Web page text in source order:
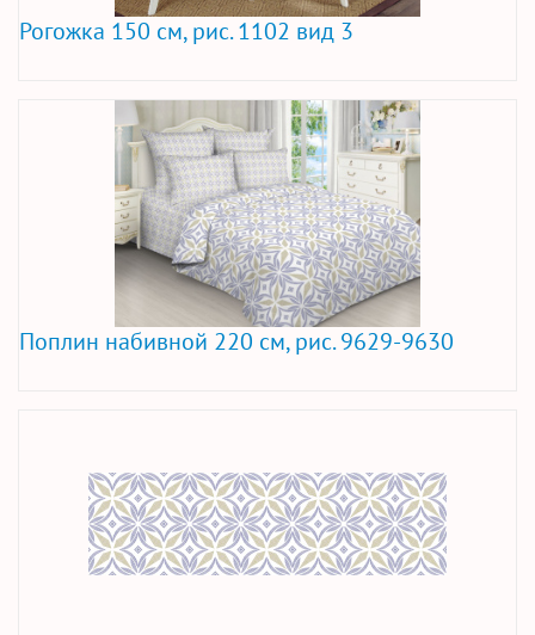
Рогожка 150 см, рис. 1102 вид 3
Поплин набивной 220 см, рис. 9629-9630